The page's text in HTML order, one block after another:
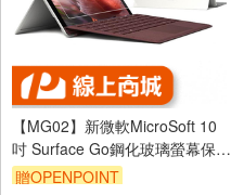
【MG02】新微軟MicroSoft 10
吋 Surface Go鋼化玻璃螢幕保護
貼
贈OPENPOINT